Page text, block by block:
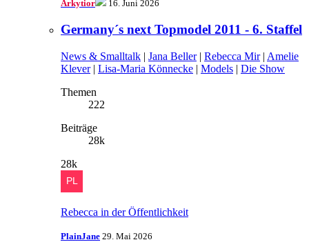
Arkytior 16. Juni 2026
Germany´s next Topmodel 2011 - 6. Staffel
News & Smalltalk | Jana Beller| Rebecca Mir| Amelie
Klever| Lisa-Maria Könnecke | Models | Die Show
Themen
222
Beiträge
28k
28k
Rebecca in der Öffentlichkeit
PlainJane 29. Mai 2026